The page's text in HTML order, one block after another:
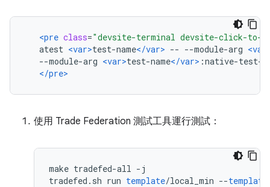
<pre class="devsite-terminal devsite-click-to-
atest <var>test-name</var> -- --module-arg
--module-arg <var>test-name</var> :native-test-
</pre>
使用 Trade Federation 測試工具運行測試：
make tradefed-all - j
tradefed . sh run template/local_min --template